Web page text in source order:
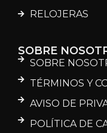
RELOJERAS
SOBRE
SOBRE
TÉRMINOS Y
AVISO DE
POLÍTICA DE